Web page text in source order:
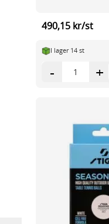
490,15 kr/st
I lager 14 st
- +